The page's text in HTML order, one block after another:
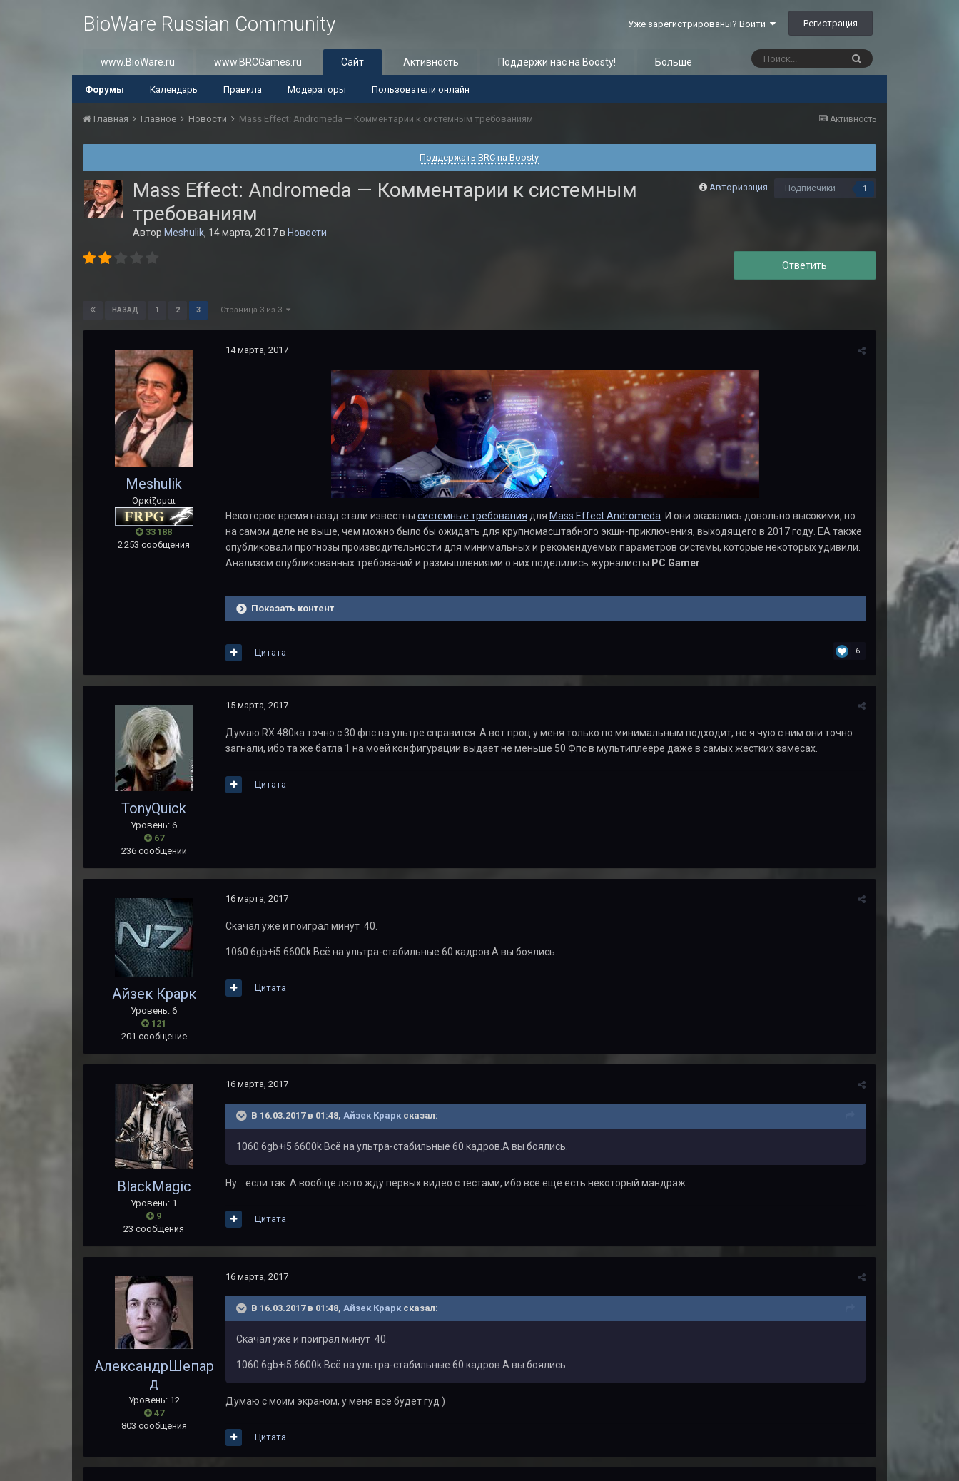
BioWare Russian Community Уже зарегистрированы? Войти Регистрация
www.BioWare.ru www.BRCGames.ru Сайт
Форумы Календарь Правила Модераторы Пользователи онлайн
Активность Поддержи нас на Boosty! Больше
Активность
Главная Главное Новости Mass Effect: Andromeda — Комментарии к системным требованиям
Поддержать BRC на Boosty
Авторизация Подписчики 1
Mass Effect: Andromeda — Комментарии к системным
требованиям
Автор Meshulik, 14 марта, 2017в Новости
Ответить
НАЗАД 1 2 3 Страница 3 из 3
Meshulik
Ορκίζομαι
33 188
2 253 сообщения
14 марта, 2017
Некоторое время назад стали известны системные требования для Mass Effect Andromeda . И они оказались довольно высокими, но
на самом деле не выше, чем можно было бы ожидать для крупномасштабного экшн-приключения, выходящего в 2017 году. ЕА также
опубликовали прогнозы производительности для минимальных и рекомендуемых параметров системы, которые некоторых удивили.
Анализом опубликованных требований и размышлениями о них поделились журналисты PC Gamer
Показать контент
6
Цитата
TonyQuick
Уровень: 6
67
236 сообщений
15 марта, 2017
Думаю RX 480ка точно с 30 фпс на ультре справится. А вот проц у меня только по минимальным подходит, но я чую с ним они точно
загнали, ибо та же батла 1 на моей конфигурации выдает не меньше 50 Фпс в мультиплеере даже в самых жестких замесах.
Цитата
Айзек Крарк
Уровень: 6
121
201 сообщение
16 марта, 2017
Скачал уже и поиграл минут 40.
1060 6gb+i5 6600k Всё на ультра-стабильные 60 кадров.А вы боялись.
Цитата
BlackMagic
Уровень: 1
9
23 сообщения
16 марта, 2017
В 16.03.2017 в 01:48, Айзек Крарксказал:
1060 6gb+i5 6600k Всё на ультра-стабильные 60 кадров.А вы боялись.
Ну... если так. А вообще люто жду первых видео с тестами, ибо все еще есть некоторый мандраж.
Цитата
АлександрШепар
д
Уровень: 12
47
803 сообщения
16 марта, 2017
В 16.03.2017 в 01:48, Айзек Крарксказал:
Скачал уже и поиграл минут 40.
1060 6gb+i5 6600k Всё на ультра-стабильные 60 кадров.А вы боялись.
Думаю с моим экраном, у меня все будет гуд )
Цитата